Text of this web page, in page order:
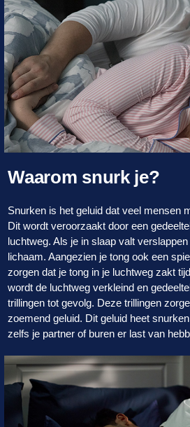
Waarom snurk je?
Snurken is het geluid dat veel mensen
Dit wordt veroorzaakt door een
luchtweg. Als je in slaap valt
lichaam. Aangezien je tong ook een
zorgen dat je tong in je luchtweg zakt
wordt de luchtweg verkleind en
trillingen tot gevolg. Deze trillingen
zoemend geluid. Dit geluid heet
zelfs je partner of buren er last van